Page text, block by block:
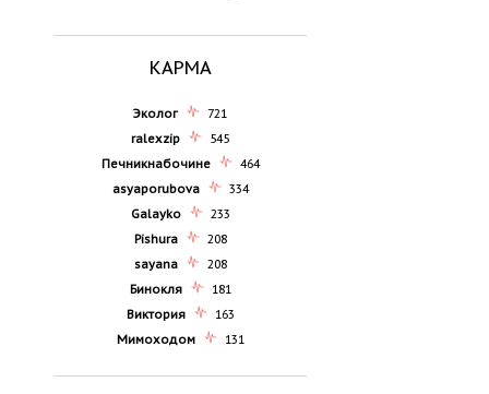
КАРМА
Эколог
721
ralexzip
545
Печникнабочине
464
asyaporubova
334
Galayko
233
Pishura
208
sayana
208
Бинокля
181
Виктория
163
Мимоходом
131